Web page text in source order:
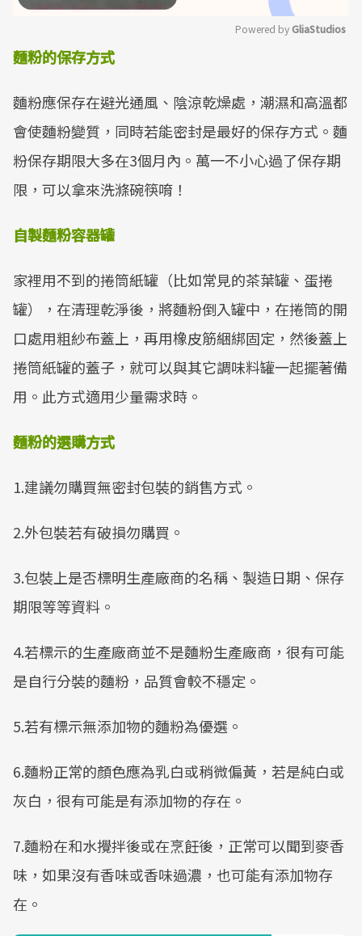
Powered by GliaStudios
麵粉的保存方式
麵粉應保存在避光通風、陰涼乾燥處，潮濕和高溫都
會使麵粉變質，同時若能密封是最好的保存方式。麵
粉保存期限大多在3個月內。萬一不小心過了保存期
限，可以拿來洗滌碗筷唷！
自製麵粉容器罐
家裡用不到的捲筒紙罐（比如常見的茶葉罐、蛋捲
罐），在清理乾淨後，將麵粉倒入罐中，在捲筒的開
口處用粗紗布蓋上，再用橡皮筋綑綁固定，然後蓋上
捲筒紙罐的蓋子，就可以與其它調味料罐一起擺著備
用。此方式適用少量需求時。
麵粉的選購方式
1.建議勿購買無密封包裝的銷售方式。
2.外包裝若有破損勿購買。
3.包裝上是否標明生產廠商的名稱、製造日期、保存
期限等等資料。
4.若標示的生產廠商並不是麵粉生產廠商，很有可能
是自行分裝的麵粉，品質會較不穩定。
5.若有標示無添加物的麵粉為優選。
6.麵粉正常的顏色應為乳白或稍微偏黃，若是純白或
灰白，很有可能是有添加物的存在。
7.麵粉在和水攪拌後或在烹飪後，正常可以聞到麥香
味，如果沒有香味或香味過濃，也可能有添加物存
在。